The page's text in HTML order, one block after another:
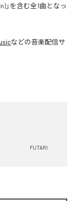
」を含む全1曲となっ
などの音楽配信サ
FUTARI